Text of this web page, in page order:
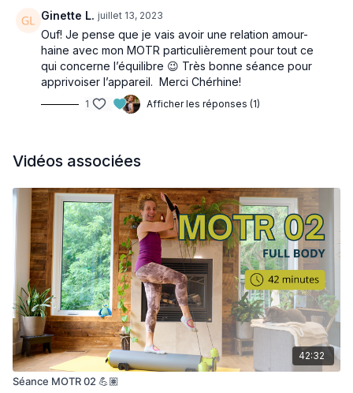
Ginette L. juillet 13, 2023
Ouf! Je pense que je vais avoir une relation amour-
haine avec mon MOTR particulièrement pour tout ce
qui concerne l’équilibre 😉 Très bonne séance pour
apprivoiser l’appareil. Merci Chérhine!
1 Afficher les réponses (1)
Vidéos associées
42:32
Séance MOTR 02 💪🏽